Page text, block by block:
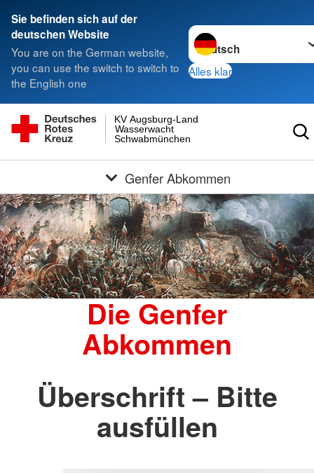
Sie befinden sich auf der
deutschen Website
You are on the German website,
you can use the switch to switch to
the English one
Sprache wechseln zu
Alles klar
Schwabmünchen
Wasserwacht
KV Augsburg-Land
Genfer Abkommen
Die Genfer
Abkommen
Überschrift – Bitte
ausfüllen